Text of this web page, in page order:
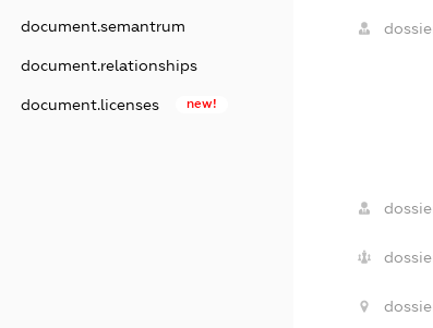
document.semantrum
document.relationships
document.licenses new!